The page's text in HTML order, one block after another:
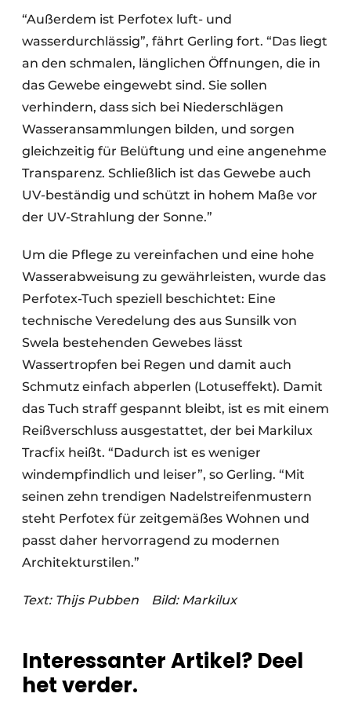
“Außerdem ist Perfotex luft- und
wasserdurchlässig”, fährt Gerling fort. “Das liegt
an den schmalen, länglichen Öffnungen, die in
das Gewebe eingewebt sind. Sie sollen
verhindern, dass sich bei Niederschlägen
Wasseransammlungen bilden, und sorgen
gleichzeitig für Belüftung und eine angenehme
Transparenz. Schließlich ist das Gewebe auch
UV-beständig und schützt in hohem Maße vor
der UV-Strahlung der Sonne.”
Um die Pflege zu vereinfachen und eine hohe
Wasserabweisung zu gewährleisten, wurde das
Perfotex-Tuch speziell beschichtet: Eine
technische Veredelung des aus Sunsilk von
Swela bestehenden Gewebes lässt
Wassertropfen bei Regen und damit auch
Schmutz einfach abperlen (Lotuseffekt). Damit
das Tuch straff gespannt bleibt, ist es mit einem
Reißverschluss ausgestattet, der bei Markilux
Tracfix heißt. “Dadurch ist es weniger
windempfindlich und leiser”, so Gerling. “Mit
seinen zehn trendigen Nadelstreifenmustern
steht Perfotex für zeitgemäßes Wohnen und
passt daher hervorragend zu modernen
Architekturstilen.”
Text: Thijs Pubben Bild: Markilux
Interessanter Artikel? Deel
het verder.